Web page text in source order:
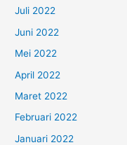
Juli 2022
Juni 2022
Mei 2022
April 2022
Maret 2022
Februari 2022
Januari 2022